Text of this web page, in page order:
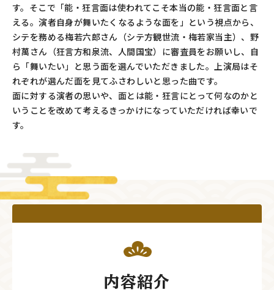
す。そこで「能・狂言面は使われてこそ本当の能・狂言面と言
える。演者自身が舞いたくなるような面を」という視点から、
シテを務める梅若六郎さん（シテ方観世流・梅若家当主）、野
村萬さん（狂言方和泉流、人間国宝）に審査員をお願いし、自
ら「舞いたい」と思う面を選んでいただきました。上演局はそ
れぞれが選んだ面を見てふさわしいと思った曲です。
面に対する演者の思いや、面とは能・狂言にとって何なのかと
いうことを改めて考えるきっかけになっていただければ幸いで
す。
内容紹介